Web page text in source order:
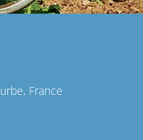
France